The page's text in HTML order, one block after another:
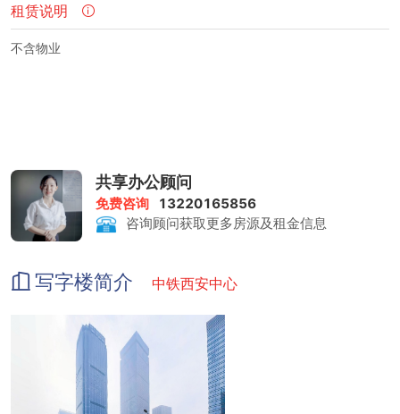
租赁说明
不含物业
共享办公顾问
免费咨询
13220165856
咨询顾问获取更多房源及租金信息
写字楼简介 中铁西安中心